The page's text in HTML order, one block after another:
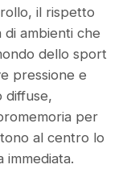
il rispetto
ambienti che
dello sport
pressione e
diffuse,
per
al centro lo